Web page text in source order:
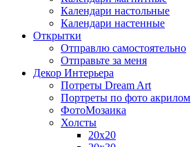
Календари настольные
Календари настенные
Открытки
Отправлю самостоятельно
Отправьте за меня
Декор Интерьера
Потреты Dream Art
Портреты по фото акрилом
ФотоМозаика
Холсты
20х20